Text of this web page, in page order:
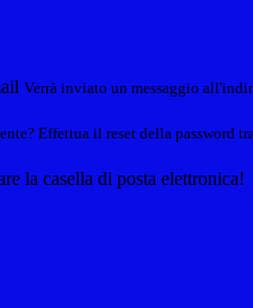
Verrà inviato un messaggio
Effettua il reset della password
la casella di posta elettronica!